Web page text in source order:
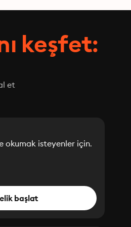
keşfet:
et
okumak isteyenler için.
başlat